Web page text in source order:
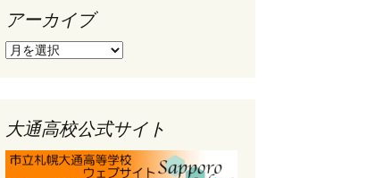
アーカイブ
ア
ブ
大通高校公式サイト